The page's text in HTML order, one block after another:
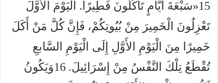
15«سَبْعَةَ أَيَّامٍ تَأْكُلُونَ فَطِيرًا. الْيَوْمَ الأَوَّلَ
تَعْزِلُونَ الْخَمِيرَ مِنْ بُيُوتِكُمْ، فَإِنَّ كُلَّ مَنْ أَكَلَ
خَمِيرًا مِنَ الْيَوْمِ الأَوَّلِ إِلَى الْيَوْمِ السَّابعِ
تُقْطَعُ تِلْكَ النَّفْسُ مِنْ إِسْرَائِيلَ. 16وَيَكُونُ